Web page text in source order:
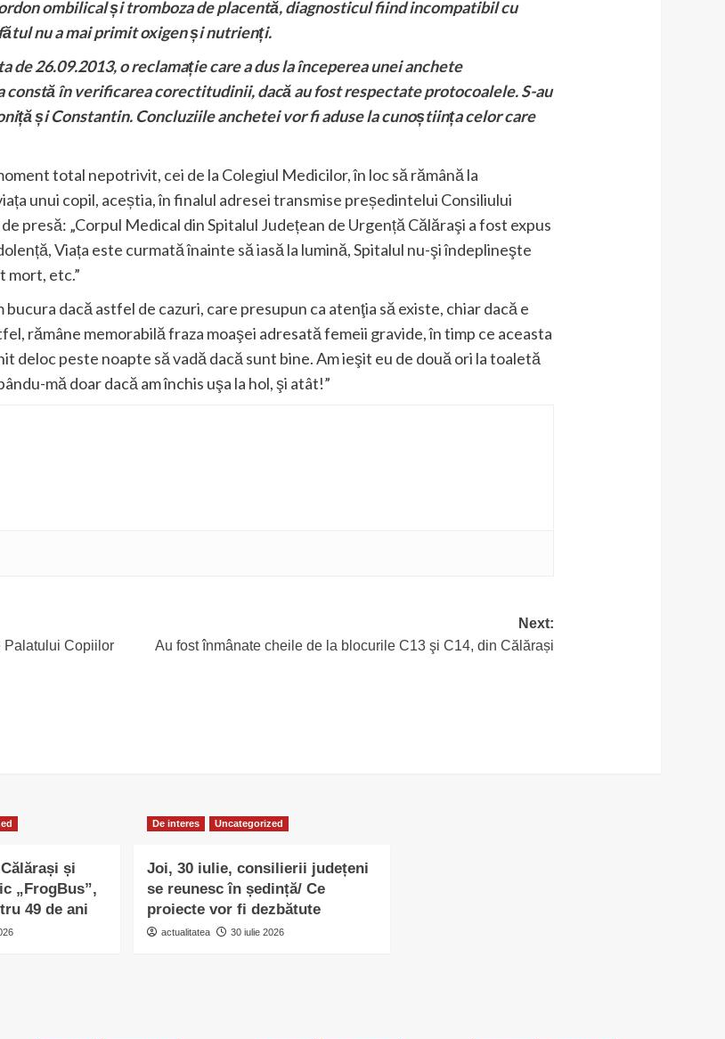
ombilical și tromboza de placentă, diagnosticul fiind incompatibil cu
nu a mai primit oxigen și nutrienți.
26.09.2013, o reclamație care a dus la începerea unei anchete
constă în verificarea corectitudinii, dacă au fost respectate protocoalele. S-au
și Constantin. Concluziile anchetei vor fi aduse la cunoștiința celor care
total nepotrivit, cei de la Colegiul Medicilor, în loc să rămână la
unui copil, aceștia, în finalul adresei transmise președintelui Consiliului
presă: „Corpul Medical din Spitalul Județean de Urgență Călăraşi a fost expus
Viața este curmată înainte să iasă la lumină, Spitalul nu-şi îndeplineşte
mort, etc.”
dacă astfel de cazuri, care presupun ca atenţia să existe, chiar dacă e
rămâne memorabilă fraza moaşei adresată femeii gravide, în timp ce aceasta
deloc peste noapte să vadă dacă sunt bine. Am ieşit eu de două ori la toaletă
mă doar dacă am închis uşa la hol, şi atât!”
Palatului Copiilor
Next:
Au fost înmânate cheile de la blocurile C13 şi C14, din Călărași
și
„FrogBus”,
49 de ani
De interes Uncategorized
Joi, 30 iulie, consilierii județeni
se reunesc în ședință/ Ce
proiecte vor fi dezbătute
actualitatea 30 iulie 2026